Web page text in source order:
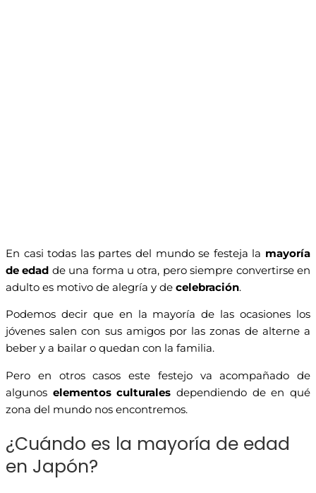
En casi todas las partes del mundo se festeja la mayoría
de edad de una forma u otra, pero siempre convertirse en
adulto es motivo de alegría y de celebración.
Podemos decir que en la mayoría de las ocasiones los
jóvenes salen con sus amigos por las zonas de alterne a
beber y a bailar o quedan con la familia.
Pero en otros casos este festejo va acompañado de
algunos elementos culturales dependiendo de en qué
zona del mundo nos encontremos.
¿Cuándo es la mayoría de edad
en Japón?